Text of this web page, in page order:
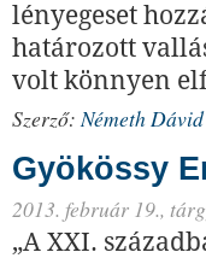
lényegeset
határozott
volt könnyen
Szerző:Németh Dávid
Gyökössy
2013. február 19.,
„A XXI.